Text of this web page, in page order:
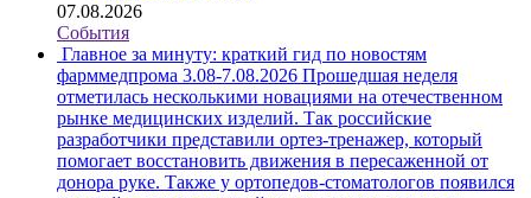
07.08.2026
События
Главное за минуту: краткий гид по новостям
фарммедпрома 3.08-7.08.2026 Прошедшая неделя
отметилась несколькими новациями на отечественном
рынке медицинских изделий. Так российские
разработчики представили ортез-тренажер, который
помогает восстановить движения в пересаженной от
донора руке. Также у ортопедов-стоматологов появился